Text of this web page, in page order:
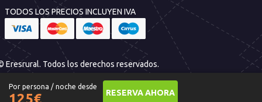
Por persona / noche desde
125€ RESERVA AHORA
TODOS LOS PRECIOS INCLUYEN IVA
Eresrural. Todos los derechos reservados.